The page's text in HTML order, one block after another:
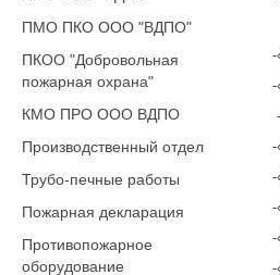
ПМО ПКО ООО "ВДПО"
ПКОО "Добровольная
пожарная охрана"
КМО ПРО ООО ВДПО
Производственный отдел
Трубо-печные работы
Пожарная декларация
Противопожарное
оборудование
-
-
-
-
-
-
-